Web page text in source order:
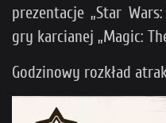
prezentacje „Star
gry karcianej „Magic:
Godzinowy rozkład